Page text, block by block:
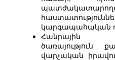
կարգապահական
Հանրային
ծառայություն
վարչական